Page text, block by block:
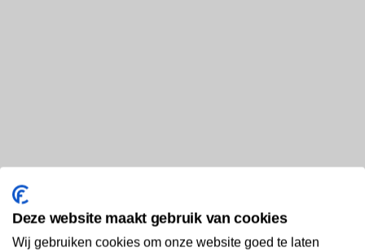
Deze website maakt gebruik van cookies
Wij gebruiken cookies om onze website goed te laten